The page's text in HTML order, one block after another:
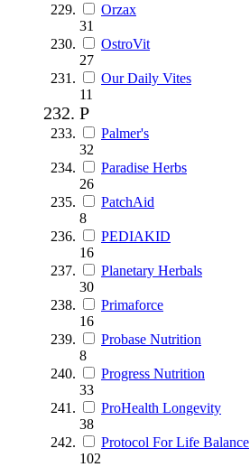
Orzax
31
OstroVit
27
Our Daily Vites
11
P
Palmer's
32
Paradise Herbs
26
PatchAid
8
PEDIAKID
16
Planetary Herbals
30
Primaforce
16
Probase Nutrition
8
Progress Nutrition
33
ProHealth Longevity
38
Protocol For Life Balance
102